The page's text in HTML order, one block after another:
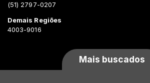
(51) 2797-0207
Demais Regiões
4003-9016
Mais buscados